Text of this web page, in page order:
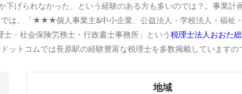
下げられなかった、という経験のある方も多いのでは？。事業
では、「★★★個人事業主&中小企業、公益法人・学校法人・福
・社会保険労務士・行政書士事務所」という税理士法人おおた
ットコムでは長原駅の経験豊富な税理士を多数掲載しています
地域